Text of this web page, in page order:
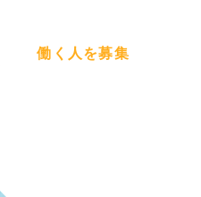
働く人を募集